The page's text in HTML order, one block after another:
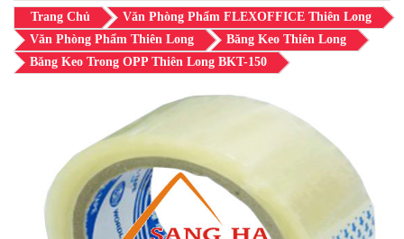
Trang Chủ
Văn Phòng Phẩm FLEXOFFICE Thiên Long
Văn Phòng Phẩm Thiên Long
Băng Keo Thiên Long
Băng Keo Trong OPP Thiên Long BKT-150